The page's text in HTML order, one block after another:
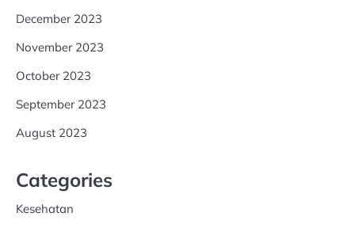
December 2023
November 2023
October 2023
September 2023
August 2023
Categories
Kesehatan